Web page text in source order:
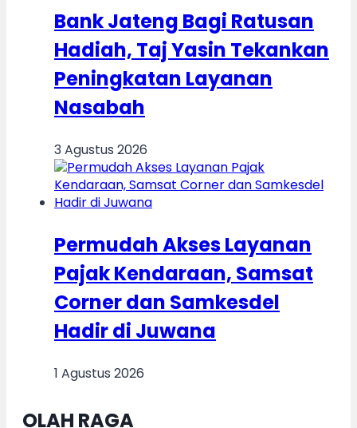
Bank Jateng Bagi Ratusan
Hadiah, Taj Yasin Tekankan
Peningkatan Layanan
Nasabah
3 Agustus 2026
Permudah Akses Layanan
Pajak Kendaraan, Samsat
Corner dan Samkesdel
Hadir di Juwana
1 Agustus 2026
OLAH RAGA